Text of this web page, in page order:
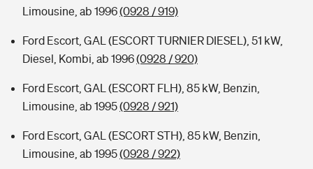
Limousine, ab 1996(0928 / 919)
Ford Escort, GAL (ESCORT TURNIER DIESEL), 51 kW,
Diesel, Kombi, ab 1996(0928 / 920)
Ford Escort, GAL (ESCORT FLH), 85 kW, Benzin,
Limousine, ab 1995(0928 / 921)
Ford Escort, GAL (ESCORT STH), 85 kW, Benzin,
Limousine, ab 1995(0928 / 922)